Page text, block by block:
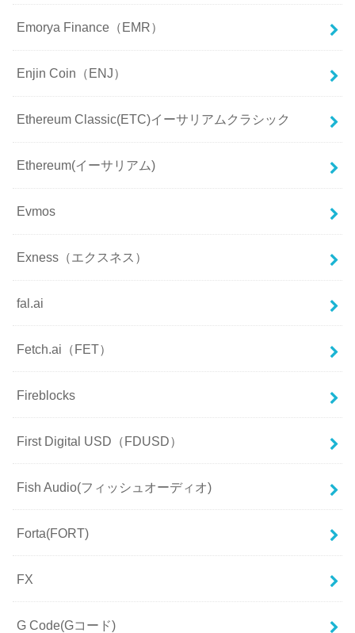
Emorya Finance（EMR）
Enjin Coin（ENJ）
Ethereum Classic(ETC)イーサリアムクラシック
Ethereum(イーサリアム)
Evmos
Exness（エクスネス）
fal.ai
Fetch.ai（FET）
Fireblocks
First Digital USD（FDUSD）
Fish Audio(フィッシュオーディオ)
Forta(FORT)
FX
G Code(Gコード)